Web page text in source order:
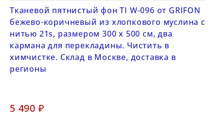
Тканевой пятнистый фон TI W-096 от GRIFON
бежево-коричневый из хлопкового муслина с
нитью 21s, размером 300 х 500 см, два
кармана для перекладины. Чистить в
химчистке. Склад в Москве, доставка в
регионы
5 490 ₽